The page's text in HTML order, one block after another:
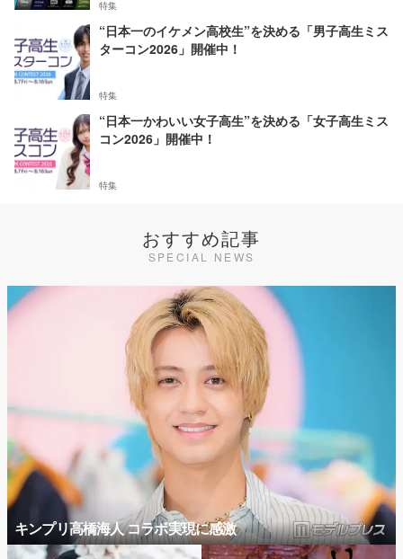
特集
“日本一のイケメン高校生”を決める「男子高生ミス
ターコン2026」開催中！
特集
“日本一かわいい女子高生”を決める「女子高生ミス
コン2026」開催中！
特集
おすすめ記事
SPECIAL NEWS
キンプリ高橋海人 コラボ実現に感激